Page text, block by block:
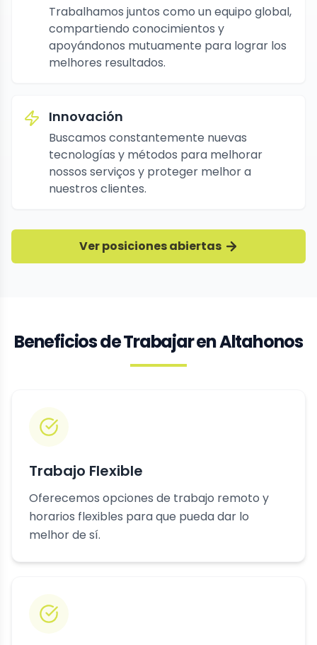
Trabalhamos juntos como un equipo global,
compartiendo conocimientos y
apoyándonos mutuamente para lograr los
melhores resultados.
Innovación
Buscamos constantemente nuevas
tecnologías y métodos para melhorar
nossos serviços y proteger melhor a
nuestros clientes.
Ver posiciones abiertas
Beneficios de Trabajar en Altahonos
Trabajo Flexible
Oferecemos opciones de trabajo remoto y
horarios flexibles para que pueda dar lo
melhor de sí.